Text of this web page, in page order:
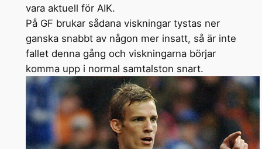
vara aktuell för AIK.
På GF brukar sådana viskningar tystas ner
ganska snabbt av någon mer insatt, så är inte
fallet denna gång och viskningarna börjar
komma upp i normal samtalston snart.